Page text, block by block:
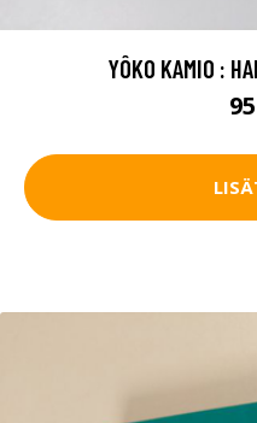
YÔKO KAMIO :